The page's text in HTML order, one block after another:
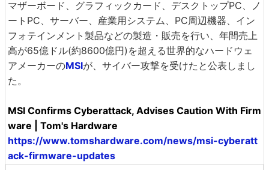
マザーボード、グラフィックカード、デスクトップPC、ノ
ートPC、サーバー、産業用システム、PC周辺機器、イン
フォテインメント製品などの製造・販売を行い、年間売上
高が65億ドル(約8600億円)を超える世界的なハードウェ
アメーカーのMSIが、サイバー攻撃を受けたと公表しまし
た。
MSI Confirms Cyberattack, Advises Caution With Firm
ware | Tom's Hardware
https://www.tomshardware.com/news/msi-cyberatt
ack-firmware-updates